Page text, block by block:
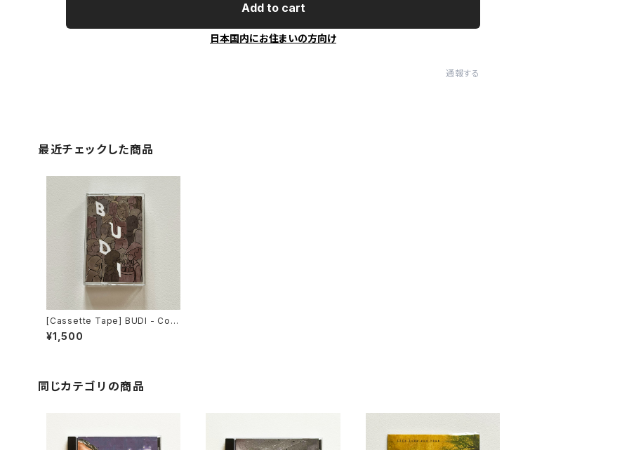
Add to cart
日本国内にお住まいの方向け
通報する
最近チェックした商品
[Cassette Tape] BUDI - Coul
d Be Anyone / Slow Down Re
cords DISTRO
¥1,500
同じカテゴリの商品